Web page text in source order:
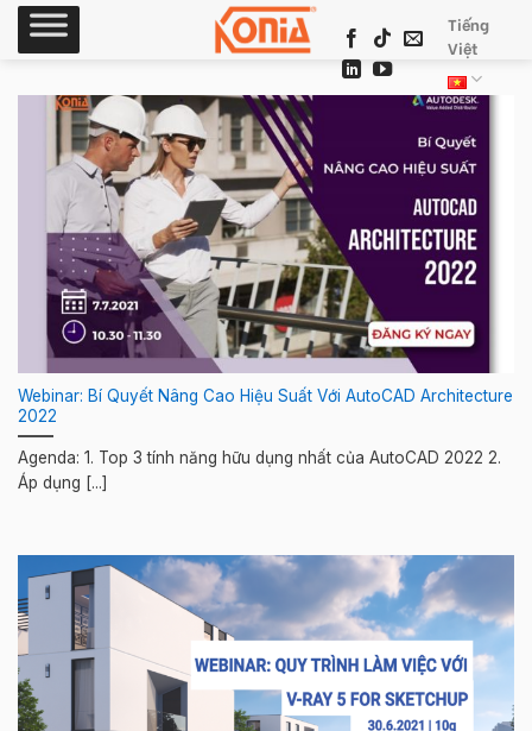
Skip
Tiếng
Việt
Webinar: Bí Quyết Nâng Cao Hiệu Suất Với AutoCAD Architecture
2022
Agenda: 1. Top 3 tính năng hữu dụng nhất của AutoCAD 2022 2.
Áp dụng [...]